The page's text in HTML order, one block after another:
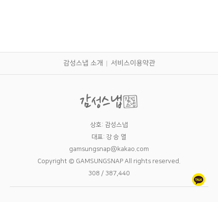
감성스냅 소개 서비스이용약관
상호: 감성스냅
대표: 강 승 열
gamsungsnap@kakao.com
Copyright © GAMSUNGSNAP All rights reserved.
308 / 387,440